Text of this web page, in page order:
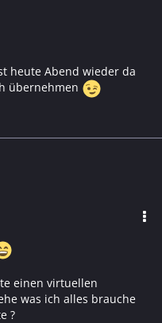
heute Abend wieder da
übernehmen
einen virtuellen
was ich alles brauche
?